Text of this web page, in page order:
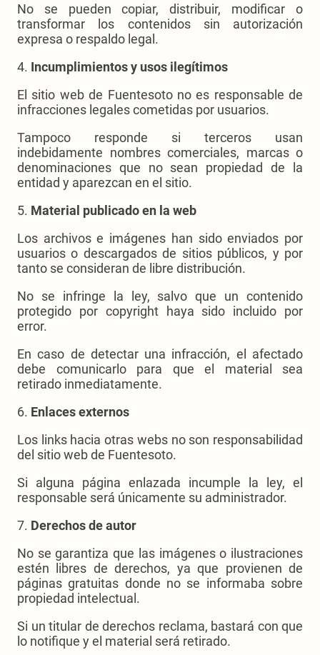
No se pueden copiar, distribuir, modificar o
transformar los contenidos sin autorización
expresa o respaldo legal.
4. Incumplimientos y usos ilegítimos
El sitio web de Fuentesoto no es responsable de
infracciones legales cometidas por usuarios.
Tampoco responde si terceros usan
indebidamente nombres comerciales, marcas o
denominaciones que no sean propiedad de la
entidad y aparezcan en el sitio.
5. Material publicado en la web
Los archivos e imágenes han sido enviados por
usuarios o descargados de sitios públicos, y por
tanto se consideran de libre distribución.
No se infringe la ley, salvo que un contenido
protegido por copyright haya sido incluido por
error.
En caso de detectar una infracción, el afectado
debe comunicarlo para que el material sea
retirado inmediatamente.
6. Enlaces externos
Los links hacia otras webs no son responsabilidad
del sitio web de Fuentesoto.
Si alguna página enlazada incumple la ley, el
responsable será únicamente su administrador.
7. Derechos de autor
No se garantiza que las imágenes o ilustraciones
estén libres de derechos, ya que provienen de
páginas gratuitas donde no se informaba sobre
propiedad intelectual.
Si un titular de derechos reclama, bastará con que
lo notifique y el material será retirado.